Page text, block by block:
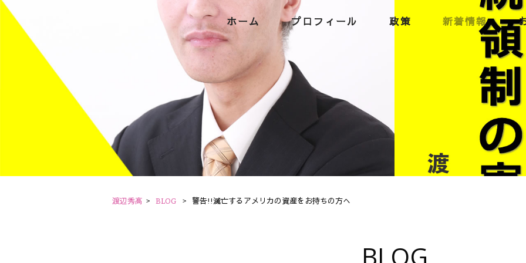
ホーム プロフィール 政策 新着情報
渡辺秀高 > BLOG > 警告!!滅亡するアメリカの資産をお持ちの方へ
BLOG